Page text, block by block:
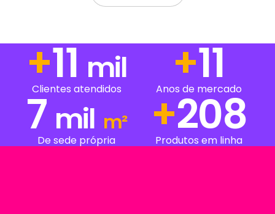
+14
mil
Clientes atendidos
+14
Anos de mercado
7 mil +263